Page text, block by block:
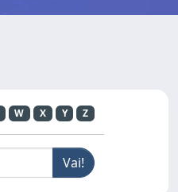
W X Y Z